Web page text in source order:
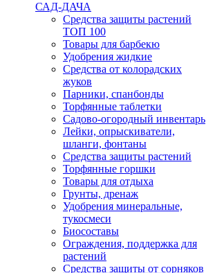
САД-ДАЧА
Средства защиты растений
ТОП 100
Товары для барбекю
Удобрения жидкие
Средства от колорадских
жуков
Парники, спанбонды
Торфянные таблетки
Садово-огородный инвентарь
Лейки, опрыскиватели,
шланги, фонтаны
Средства защиты растений
Торфянные горшки
Товары для отдыха
Грунты, дренаж
Удобрения минеральные,
тукосмеси
Биосоставы
Ограждения, поддержка для
растений
Средства защиты от сорняков